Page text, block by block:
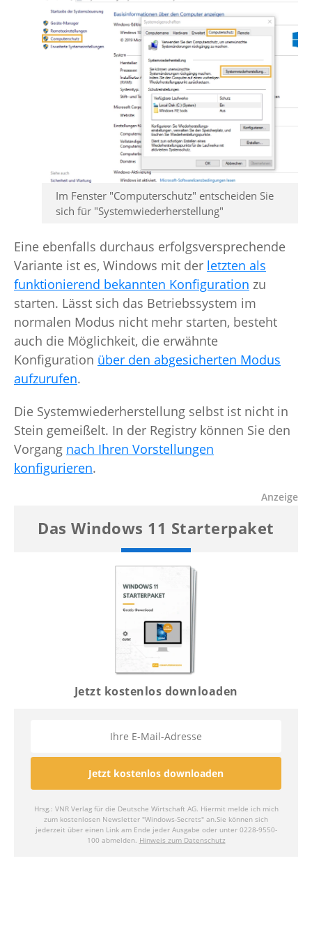
Im Fenster "Computerschutz" entscheiden Sie
sich für "Systemwiederherstellung"
Eine ebenfalls durchaus erfolgsversprechende
Variante ist es, Windows mit der letzten als
funktionierend bekannten Konfiguration zu
starten. Lässt sich das Betriebssystem im
normalen Modus nicht mehr starten, besteht
auch die Möglichkeit, die erwähnte
Konfiguration über den abgesicherten Modus
aufzurufen.
Die Systemwiederherstellung selbst ist nicht in
Stein gemeißelt. In der Registry können Sie den
Vorgang nach Ihren Vorstellungen
konfigurieren.